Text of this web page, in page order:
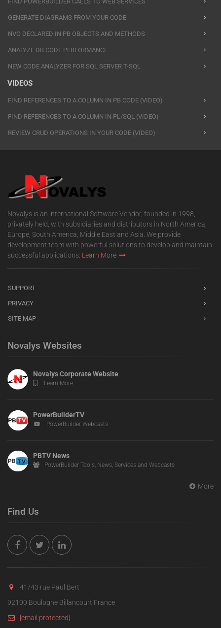
GENERATE DIAGRAMS FROM YOUR CODE
NVO DECLARED IN PB OBJECTS AND METHODS
ANALYZE DB CODE PERFORMANCE
NEW CODE ANALYZER FOR SQL SERVER T-SQL
VIDEOS
FIND REFERENCES TO A COLUMN IN PB CODE (VIDEO)
FIND REFERENCES TO A COLUMN IN PL/SQL (VIDEO)
REVIEW CRUD OPERATIONS IN YOUR CODE (VIDEO)
Novalys is an international Software Vendor, founded in 1998,
privately held, with subsidiaries and distributors in North America,
Europe, South America, Middle East and Asia. We provide
development team with powerful solutions to develop and maintain
successful applications. Learn More
SUPPORT
PRIVACY
SITE MAP
Novalys Websites
Novalys Corporate Website
Learn More
PowerBuilderTV
PowerBuilder Webcasts
PBTV News
PowerBuilder Tools, News, Services and Webcasts
More
Find Us
41/43 rue Paul Bert
92100 Boulogne Billancourt France
[email protected]